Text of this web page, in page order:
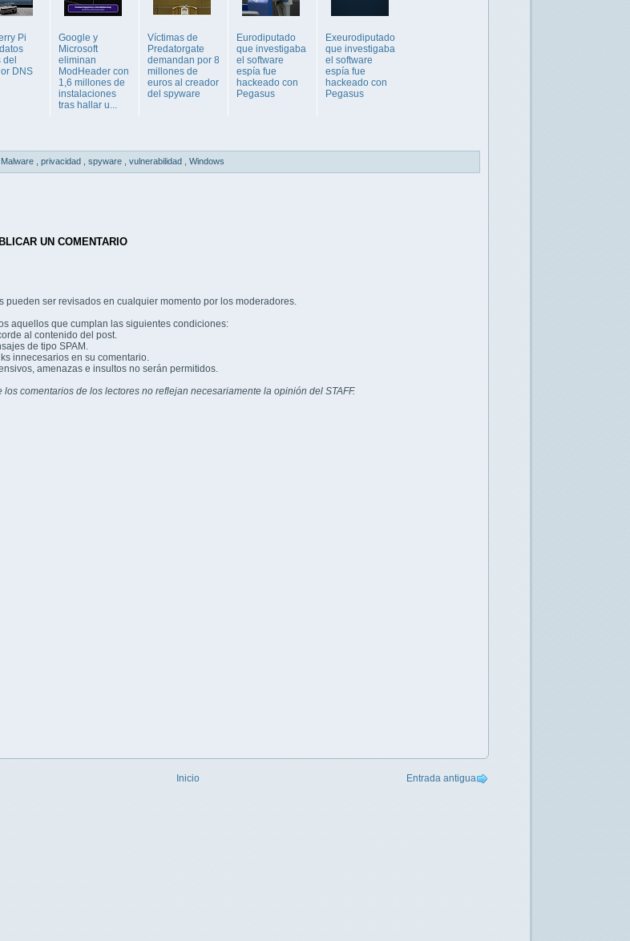
Pi
del
DNS
Google y
Microsoft
eliminan
ModHeader con
1,6 millones de
instalaciones
tras hallar u...
Víctimas de
Predatorgate
demandan por 8
millones de
euros al creador
del spyware
Eurodiputado
que investigaba
el software
espía fue
hackeado con
Pegasus
Exeurodiputado
que investigaba
el software
espía fue
hackeado con
Pegasus
Malware privacidad spyware vulnerabilidad Windows
UN COMENTARIO
pueden ser revisados en cualquier momento por los moderadores.
aquellos que cumplan las siguientes condiciones:
al contenido del post.
de tipo SPAM.
innecesarios en su comentario.
amenazas e insultos no serán permitidos.
los comentarios de los lectores no reflejan necesariamente la opinión del STAFF.
Entrada antigua
Inicio